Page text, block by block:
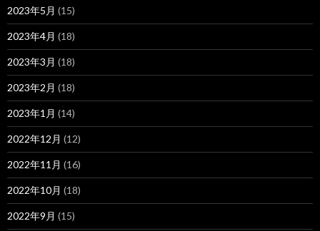
2023年5月 (15)
2023年4月 (18)
2023年3月 (18)
2023年2月 (18)
2023年1月 (14)
2022年12月 (12)
2022年11月 (16)
2022年10月 (18)
2022年9月 (15)